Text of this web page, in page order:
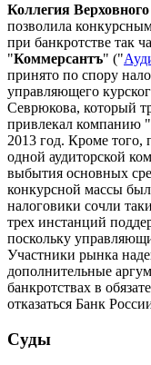
Коллегия
позволила
при банкротстве так
"Коммерсантъ" ("
принято по спору
управляющего
Севрюкова, который
привлекал компанию
2013 год. Кроме того,
одной аудиторской
выбытия основных
конкурсной массы
налоговики сочли
трех инстанций
поскольку
Участники рынка
дополнительные
банкротствах в
отказаться Банк
Суды